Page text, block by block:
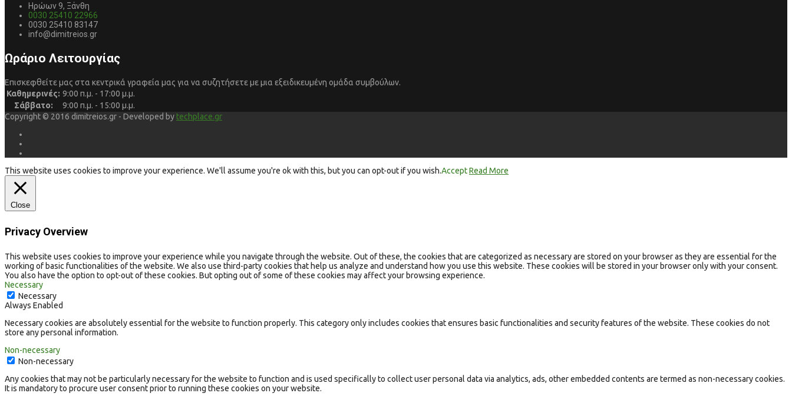
Ηρώων 9, Ξάνθη
0030 25410 22966
0030 25410 83147
info@dimitreios.gr
Ωράριο Λειτουργίας
Επισκεφθείτε μας στα κεντρικά γραφεία μας για να συζητήσετε με μια εξειδικευμένη ομάδα συμβούλων.
Καθημερινές: 9:00 π.μ. - 17:00 μ.μ.
Σάββατο:
9:00 π.μ. - 15:00 μ.μ.
Copyright © 2016 dimitreios.gr - Developed by techplace.gr
This website uses cookies to improve your experience. We'll assume you're ok with this, but you can opt-out if you wish.AcceptRead More
Close
Privacy Overview
This website uses cookies to improve your experience while you navigate through the website. Out of these, the cookies that are categorized as necessary are stored on your browser as they are essential for the
working of basic functionalities of the website. We also use third-party cookies that help us analyze and understand how you use this website. These cookies will be stored in your browser only with your consent.
You also have the option to opt-out of these cookies. But opting out of some of these cookies may affect your browsing experience.
Necessary
Necessary
Always Enabled
Necessary cookies are absolutely essential for the website to function properly. This category only includes cookies that ensures basic functionalities and security features of the website. These cookies do not
store any personal information.
Non-necessary
Non-necessary
Any cookies that may not be particularly necessary for the website to function and is used specifically to collect user personal data via analytics, ads, other embedded contents are termed as non-necessary cookies.
It is mandatory to procure user consent prior to running these cookies on your website.